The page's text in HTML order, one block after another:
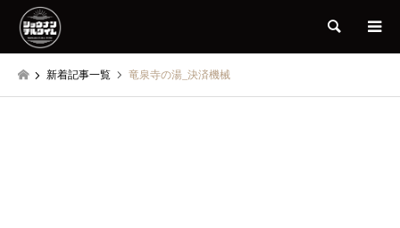
検索
新着記事一覧 竜泉寺の湯_決済機械